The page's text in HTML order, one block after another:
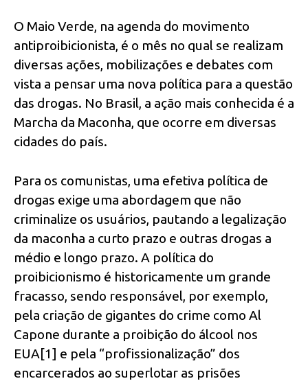
O Maio Verde, na agenda do movimento
antiproibicionista, é o mês no qual se realizam
diversas ações, mobilizações e debates com
vista a pensar uma nova política para a questão
das drogas. No Brasil, a ação mais conhecida é a
Marcha da Maconha, que ocorre em diversas
cidades do país.
Para os comunistas, uma efetiva política de
drogas exige uma abordagem que não
criminalize os usuários, pautando a legalização
da maconha a curto prazo e outras drogas a
médio e longo prazo. A política do
proibicionismo é historicamente um grande
fracasso, sendo responsável, por exemplo,
pela criação de gigantes do crime como Al
Capone durante a proibição do álcool nos
EUA[1] e pela “profissionalização” dos
encarcerados ao superlotar as prisões